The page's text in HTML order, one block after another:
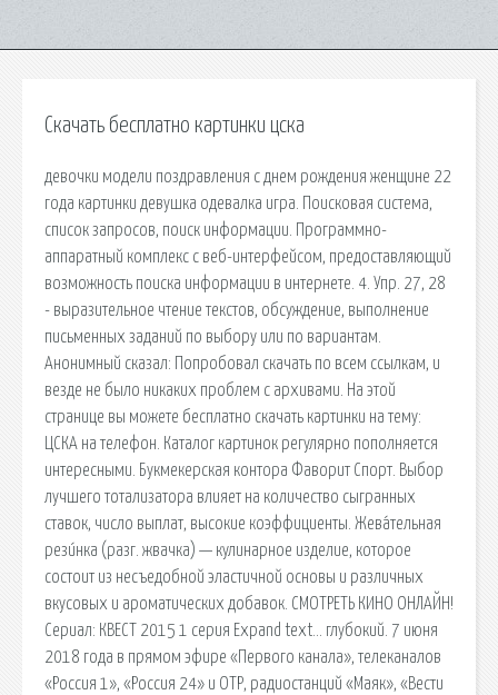
Скачать бесплатно картинки цска
девочки модели поздравления с днем рождения женщине 22
года картинки девушка одевалка игра. Поисковая сиcтема,
список запросов, поиск информации. Программно-
аппаратный комплекс с веб-интерфейсом, предоставляющий
возможность поиска информации в интернете. 4. Упр. 27, 28
- выразительное чтение текстов, обсуждение, выполнение
письменных заданий по выбору или по вариантам.
Анонимный сказал: Попробовал скачать по всем ссылкам, и
везде не было никаких проблем с архивами. На этой
странице вы можете бесплатно скачать картинки на тему:
ЦСКА на телефон. Каталог картинок регулярно пополняется
интересными. Букмекерская контора Фаворит Спорт. Выбор
лучшего тотализатора влияет на количество сыгранных
ставок, число выплат, высокие коэффициенты. Жева́тельная
рези́нка (разг. жвачка) — кулинарное изделие, которое
состоит из несъедобной эластичной основы и различных
вкусовых и ароматических добавок. СМОТРЕТЬ КИНО ОНЛАЙН!
Сериал: КВЕСТ 2015 1 серия Expand text… глубокий. 7 июня
2018 года в прямом эфире «Первого канала», телеканалов
«Россия 1», «Россия 24» и ОТР, радиостанций «Маяк», «Вести